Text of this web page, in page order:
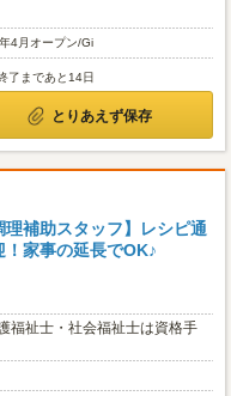
4月オープン/Gi
了まであと14日
とりあえず保存
理補助スタッフ】レシピ通
家事の延長でOK♪
祉士・社会福祉士は資格手